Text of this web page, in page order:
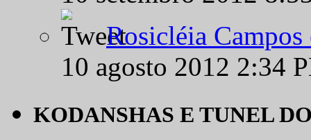
Rosicléia
10 agosto 2012 2:34
KODANSHAS E TUNEL